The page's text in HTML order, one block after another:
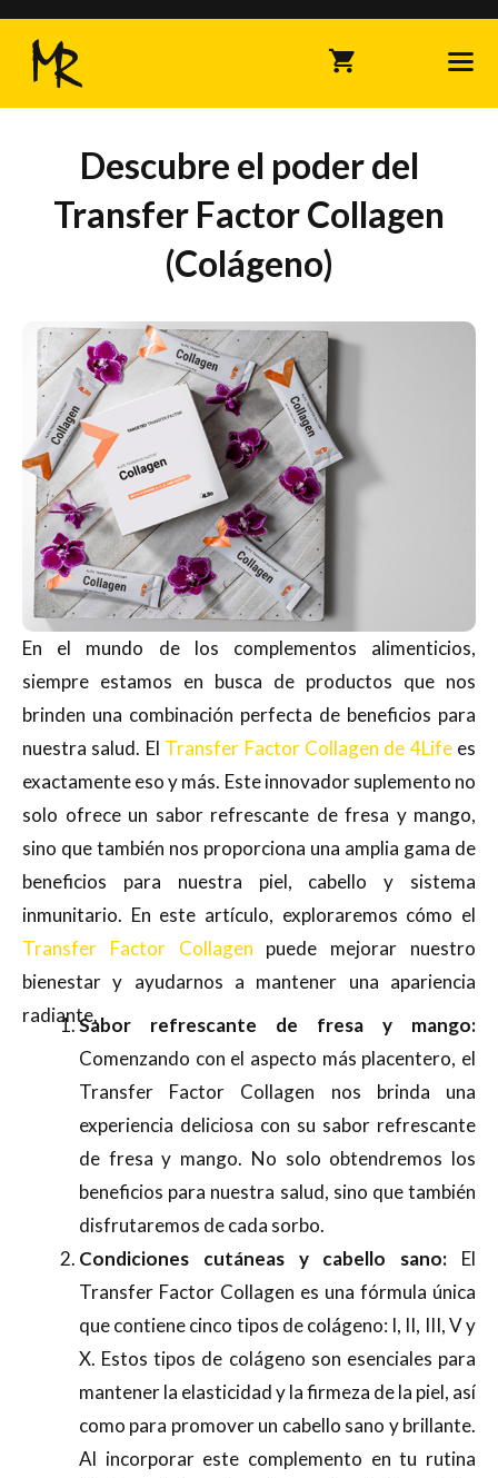
Saltar
contenido
Descubre el poder del
Transfer Factor Collagen
(Colágeno)
En el mundo de los complementos alimenticios,
siempre estamos en busca de productos que nos
brinden una combinación perfecta de beneficios para
nuestra salud. El Transfer Factor Collagen de 4Lifees
exactamente eso y más. Este innovador suplemento no
solo ofrece un sabor refrescante de fresa y mango,
sino que también nos proporciona una amplia gama de
beneficios para nuestra piel, cabello y sistema
inmunitario. En este artículo, exploraremos cómo el
Transfer Factor Collagen puede mejorar nuestro
bienestar y ayudarnos a mantener una apariencia
radiante.Sabor refrescante de fresa y mango:
Comenzando con el aspecto más placentero, el
Transfer Factor Collagen nos brinda una
experiencia deliciosa con su sabor refrescante
de fresa y mango. No solo obtendremos los
beneficios para nuestra salud, sino que también
disfrutaremos de cada sorbo.
Condiciones cutáneas y cabello sano: El
Transfer Factor Collagen es una fórmula única
que contiene cinco tipos de colágeno: I, II, III, V y
X. Estos tipos de colágeno son esenciales para
mantener la elasticidad y la firmeza de la piel, así
como para promover un cabello sano y brillante.
Al incorporar este complemento en tu rutina